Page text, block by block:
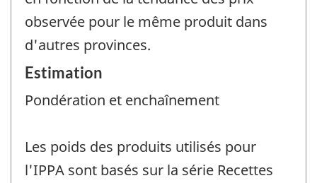
observée pour le même produit dans
d'autres provinces.
Estimation
Pondération et enchaînement
Les poids des produits utilisés pour
l'IPPA sont basés sur la série Recettes